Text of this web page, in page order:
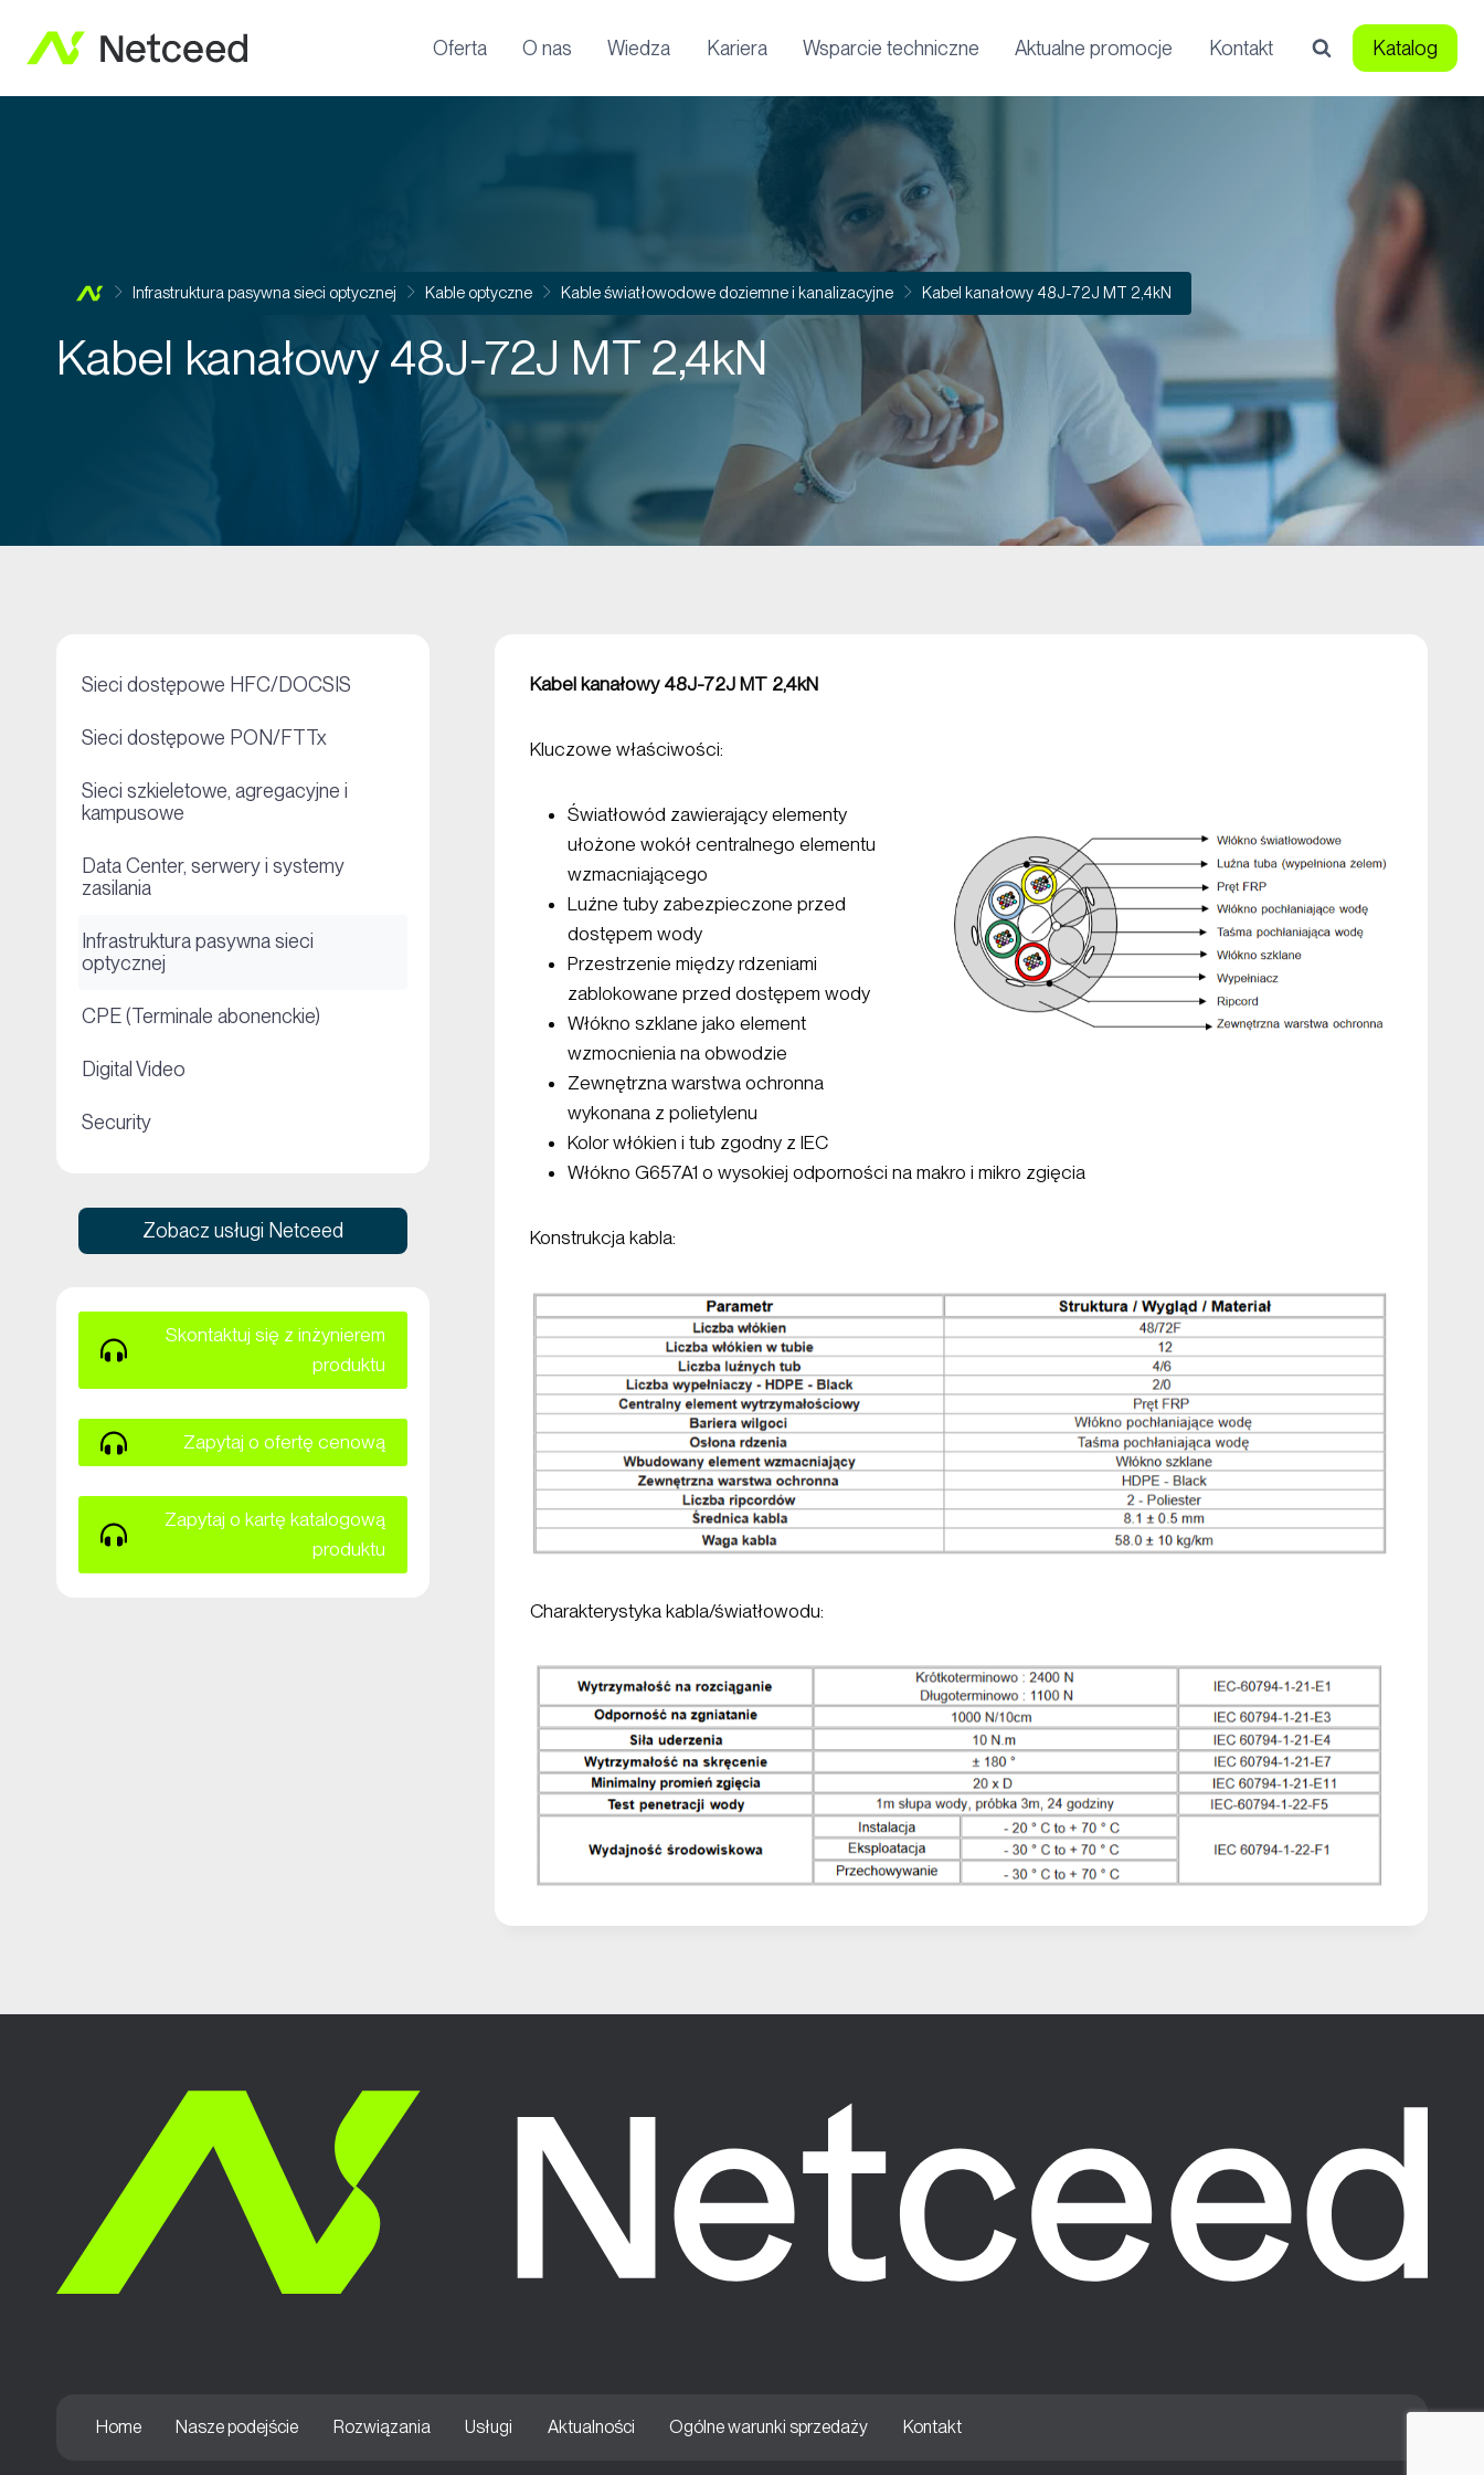
Oferta O nas Wiedza Kariera Wsparcie techniczne Aktualne promocje Kontakt Katalog
Infrastruktura pasywna sieci optycznej Kable optyczne Kable światłowodowe doziemne i kanalizacyjne Kabel kanałowy 48J-72J MT 2,4kN
Kabel kanałowy 48J-72J MT 2,4kN
Kabel kanałowy 48J-72J MT 2,4kN
Kluczowe właściwości:
Światłowód zawierający elementy
ułożone wokół centralnego elementu
wzmacniającego
Luźne tuby zabezpieczone przed
dostępem wody
Przestrzenie między rdzeniami
zablokowane przed dostępem wody
Włókno szklane jako element
wzmocnienia na obwodzie
Zewnętrzna warstwa ochronna
wykonana z polietylenu
Kolor włókien i tub zgodny z IEC
Włókno G657A1 o wysokiej odporności na makro i mikro zgięcia
Konstrukcja kabla:
Charakterystyka kabla/światłowodu:
Sieci dostępowe HFC/DOCSIS
Sieci dostępowe PON/FTTx
Sieci szkieletowe, agregacyjne i
kampusowe
Data Center, serwery i systemy
zasilania
Infrastruktura pasywna sieci
optycznej
CPE (Terminale abonenckie)
Digital Video
Security
Zobacz usługi Netceed
Skontaktuj się z inżynierem
produktu
Zapytaj o ofertę cenową
Zapytaj o kartę katalogową
produktu
Home Nasze podejście Rozwiązania Usługi Aktualności Ogólne warunki sprzedaży Kontakt